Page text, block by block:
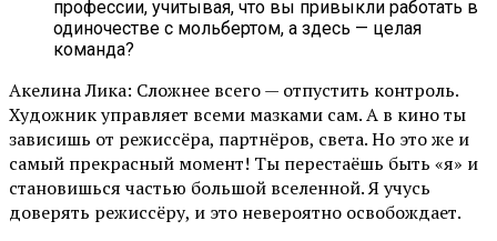
профессии, учитывая, что вы привыкли работать в
одиночестве с мольбертом, а здесь — целая
команда?
Акелина Лика: Сложнее всего — отпустить контроль.
Художник управляет всеми мазками сам. А в кино ты
зависишь от режиссёра, партнёров, света. Но это же и
самый прекрасный момент! Ты перестаёшь быть «я» и
становишься частью большой вселенной. Я учусь
доверять режиссёру, и это невероятно освобождает.